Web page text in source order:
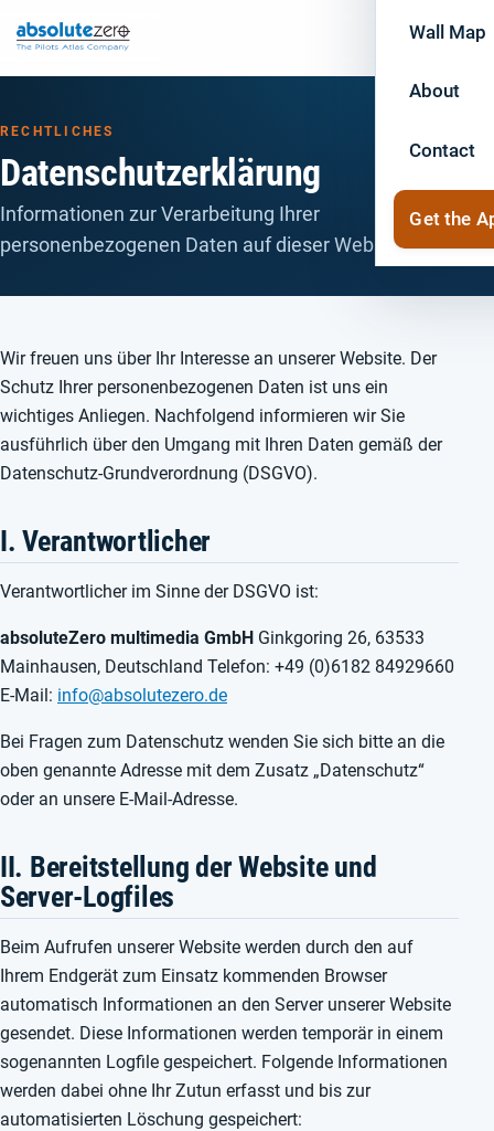
Wall Map
About
Contact
Get the
RECHTLICHES
Datenschutzerklärung
Informationen zur Verarbeitung Ihrer
personenbezogenen Daten auf dieser Website.
Wir freuen uns über Ihr Interesse an unserer Website. Der
Schutz Ihrer personenbezogenen Daten ist uns ein
wichtiges Anliegen. Nachfolgend informieren wir Sie
ausführlich über den Umgang mit Ihren Daten gemäß der
Datenschutz-Grundverordnung (DSGVO).
I. Verantwortlicher
Verantwortlicher im Sinne der DSGVO ist:
absoluteZero multimedia GmbH Ginkgoring 26, 63533
Mainhausen, Deutschland Telefon: +49 (0)6182 84929660
E-Mail: info@absolutezero.de
Bei Fragen zum Datenschutz wenden Sie sich bitte an die
oben genannte Adresse mit dem Zusatz „Datenschutz“
oder an unsere E-Mail-Adresse.
II. Bereitstellung der Website und
Server-Logfiles
Beim Aufrufen unserer Website werden durch den auf
Ihrem Endgerät zum Einsatz kommenden Browser
automatisch Informationen an den Server unserer Website
gesendet. Diese Informationen werden temporär in einem
sogenannten Logfile gespeichert. Folgende Informationen
werden dabei ohne Ihr Zutun erfasst und bis zur
automatisierten Löschung gespeichert: